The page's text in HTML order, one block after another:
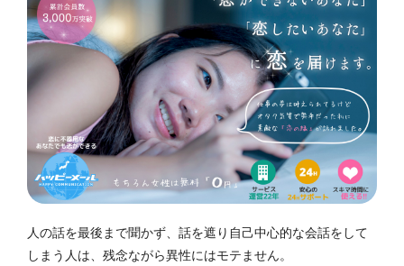
人の話を最後まで聞かず、話を遮り自己中心的な会話をして
しまう人は、残念ながら異性にはモテません。